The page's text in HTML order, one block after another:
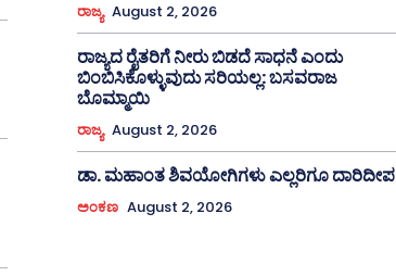
ರಾಜ್ಯ August 2, 2026
ರಾಜ್ಯದ ರೈತರಿಗೆ ನೀರು ಬಿಡದೆ ಸಾಧನೆ ಎಂದು
ಬಿಂಬಿಸಿಕೊಳ್ಳುವುದು ಸರಿಯಲ್ಲ: ಬಸವರಾಜ
ಬೊಮ್ಮಾಯಿ
ರಾಜ್ಯ August 2, 2026
ಡಾ. ಮಹಾಂತ ಶಿವಯೋಗಿಗಳು ಎಲ್ಲರಿಗೂ ದಾರಿದೀಪ
ಅಂಕಣ August 2, 2026